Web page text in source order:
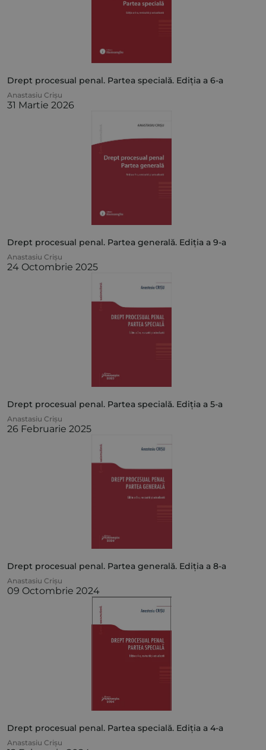
Drept procesual penal. Partea specială. Ediția a 6-a
Anastasiu Crișu
31 Martie 2026
Drept procesual penal. Partea generală. Ediția a 9-a
Anastasiu Crișu
24 Octombrie 2025
Drept procesual penal. Partea specială. Ediția a 5-a
Anastasiu Crișu
26 Februarie 2025
Drept procesual penal. Partea generală. Ediția a 8-a
Anastasiu Crișu
09 Octombrie 2024
Drept procesual penal. Partea specială. Ediția a 4-a
Anastasiu Crișu